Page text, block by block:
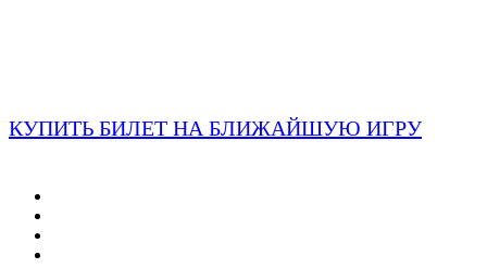
КУПИТЬ БИЛЕТ НА БЛИЖАЙШУЮ ИГРУ